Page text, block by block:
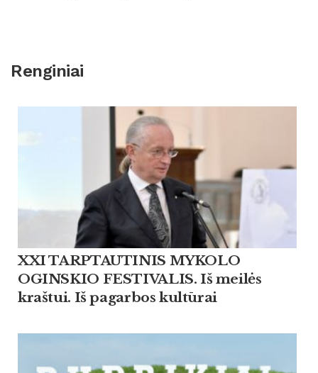
Renginiai
XXI TARPTAUTINIS MYKOLO
OGINSKIO FESTIVALIS. Iš meilės
kraštui. Iš pagarbos kultūrai